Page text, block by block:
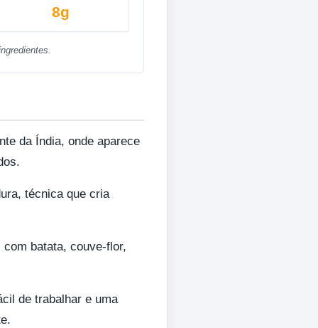
8g
da Índia, onde aparece
técnica que cria
batata, couve-flor,
de trabalhar e uma